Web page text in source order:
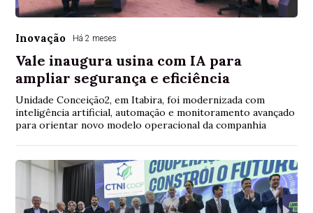
Inovação Há 2 meses
Vale inaugura usina com IA para
ampliar segurança e eficiência
Unidade Conceição2, em Itabira, foi modernizada com
inteligência artificial, automação e monitoramento avançado
para orientar novo modelo operacional da companhia